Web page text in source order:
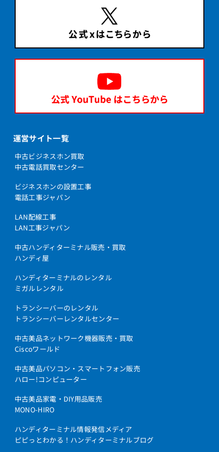
運営サイト一覧
中古ビジネスホン買取
中古電話買取センター
ビジネスホンの設置工事
電話工事ジャパン
LAN配線工事
LAN工事ジャパン
中古ハンディターミナル販売・買取
ハンディ屋
ハンディターミナルのレンタル
ミガルレンタル
トランシーバーのレンタル
トランシーバーレンタルセンター
中古美品ネットワーク機器販売・買取
Ciscoワールド
中古美品パソコン・スマートフォン販売
ハロー!コンピューター
中古美品家電・DIY用品販売
MONO-HIRO
ハンディターミナル情報発信メディア
ピピっとわかる！ハンディターミナルブログ